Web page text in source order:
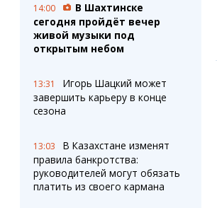
14:00
В Шахтинске
сегодня пройдёт вечер
живой музыки под
открытым небом
13:31
Игорь Шацкий может
завершить карьеру в конце
сезона
13:03
В Казахстане изменят
правила банкротства:
руководителей могут обязать
платить из своего кармана